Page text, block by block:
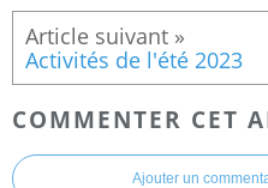
Activités de l'été 2023
COMMENTER CET
Ajouter un